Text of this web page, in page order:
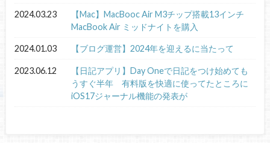
2024.03.23
【Mac】MacBooc Air M3チップ搭載13インチ
MacBook Air ミッドナイトを購入
2024.01.03 【ブログ運営】2024年を迎えるに当たって
2023.06.12
【日記アプリ】Day Oneで日記をつけ始めても
うすぐ半年 有料版を快適に使ってたところに
iOS17ジャーナル機能の発表が